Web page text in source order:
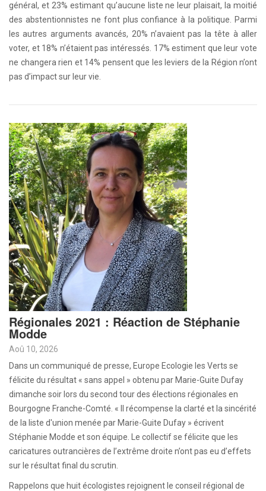
général, et 23% estimant qu’aucune liste ne leur plaisait, la moitié
des abstentionnistes ne font plus confiance à la politique. Parmi
les autres arguments avancés, 20% n’avaient pas la tête à aller
voter, et 18% n’étaient pas intéressés. 17% estiment que leur vote
ne changera rien et 14% pensent que les leviers de la Région n’ont
pas d’impact sur leur vie.
Régionales 2021 : Réaction de Stéphanie
Modde
Aoû 10, 2026
Dans un communiqué de presse, Europe Ecologie les Verts se
félicite du résultat « sans appel » obtenu par Marie-Guite Dufay
dimanche soir lors du second tour des élections régionales en
Bourgogne Franche-Comté. « Il récompense la clarté et la sincérité
de la liste d'union menée par Marie-Guite Dufay » écrivent
Stéphanie Modde et son équipe. Le collectif se félicite que les
caricatures outrancières de l’extrême droite n’ont pas eu d’effets
sur le résultat final du scrutin.
Rappelons que huit écologistes rejoignent le conseil régional de